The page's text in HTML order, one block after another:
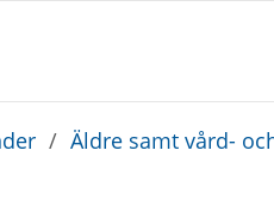
/ Äldre samt vård-